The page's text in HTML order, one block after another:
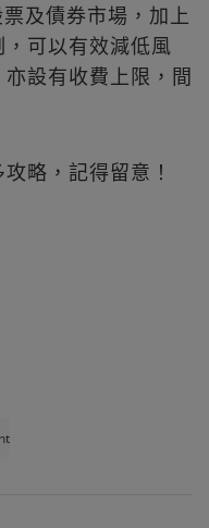
及債券市場，加上
，可以有效減低風
設有收費上限，間
略，記得留意！